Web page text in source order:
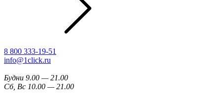
8 800 333-19-51
info@1click.ru
Будни 9.00 — 21.00
Сб, Вс 10.00 — 21.00